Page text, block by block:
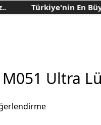
Kümes Ekipmanları
Makineleri
Nem Alma Makineleri
Nem ve Isı Ölçer
Kedi Yaş Mamaları
Tasmalar
Tavşan Yemleri
Türkiye'nin En
Ultra